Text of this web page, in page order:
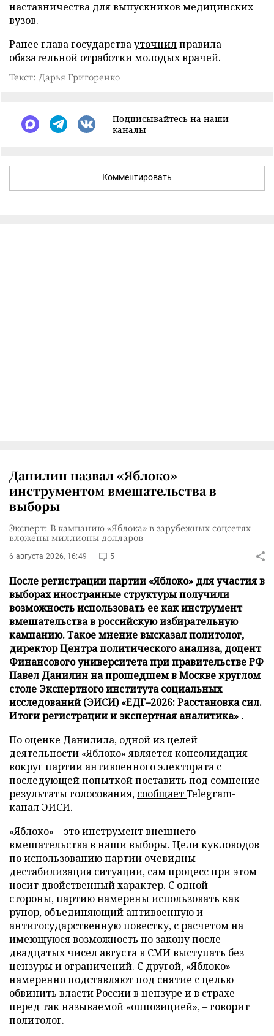
наставничества для выпускников медицинских
вузов.
Ранее глава государствауточнилправила
обязательной отработки молодых врачей.
Текст: Дарья Григоренко
Подписывайтесь на наши
каналы
Комментировать
Данилин назвал «Яблоко»
инструментом вмешательства в
выборы
Эксперт: В кампанию «Яблока» в зарубежных соцсетях
вложены миллионы долларов
6 августа 2026, 16:49 5
После регистрации партии «Яблоко» для участия в
выборах иностранные структуры получили
возможность использовать ее как инструмент
вмешательства в российскую избирательную
кампанию. Такое мнение высказал политолог,
директор Центра политического анализа, доцент
Финансового университета при правительстве РФ
Павел Данилин на прошедшем в Москве круглом
столе Экспертного института социальных
исследований (ЭИСИ) «ЕДГ–2026: Расстановка сил.
Итоги регистрации и экспертная аналитика» .
По оценке Данилила, одной из целей
деятельности «Яблоко» является консолидация
вокруг партии антивоенного электората с
последующей попыткой поставить под сомнение
результаты голосования, сообщаетTelegram-
канал ЭИСИ.
«Яблоко» – это инструмент внешнего
вмешательства в наши выборы. Цели кукловодов
по использованию партии очевидны –
дестабилизация ситуации, сам процесс при этом
носит двойственный характер. С одной
стороны, партию намерены использовать как
рупор, объединяющий антивоенную и
антигосударственную повестку, с расчетом на
имеющуюся возможность по закону после
двадцатых чисел августа в СМИ выступать без
цензуры и ограничений. С другой, «Яблоко»
намеренно подставляют под снятие с целью
обвинить власти России в цензуре и в страхе
перед так называемой «оппозицией», – говорит
политолог.